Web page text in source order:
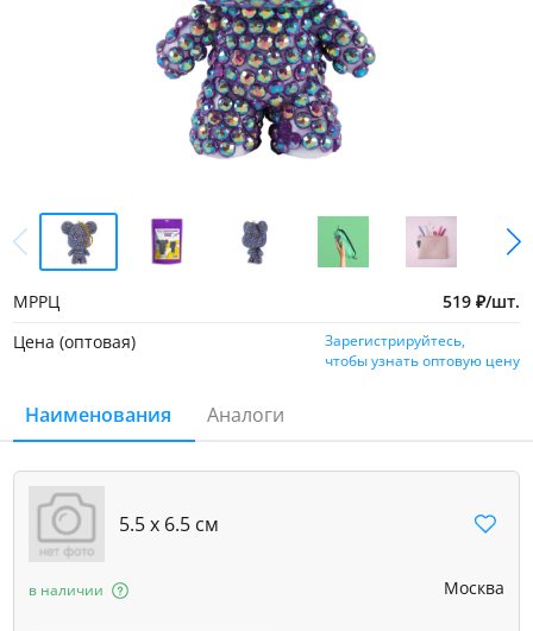
МРРЦ 519 ₽/шт.
Цена (оптовая)
Зарегистрируйтесь,
чтобы узнать оптовую цену
Наименования Аналоги
5.5 х 6.5 см
Москва
в наличии